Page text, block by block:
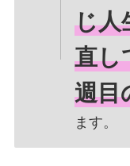
じ人
直し
週目
ます。